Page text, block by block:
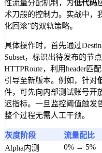
性流量分配机制，为低代码
术刀般的控制力。实战中，
化回滚”的双轨策略。
具体操作时，首先通过
Subset，标识出待发布的节
HTTPRoute，利用header匹
引导至新版本。例如，针对
件，可先向内部测试账号开
迟指标。一旦监控阈值触发
整个过程无需人工干预。
灰度阶段 流量配比
Alpha内测
0% → 5%